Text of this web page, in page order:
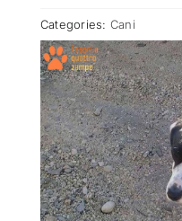
ADOTTATI O RITROVATI
ATTUALITÀ
VIDEO
CHI SIAMO
Categories: Cani